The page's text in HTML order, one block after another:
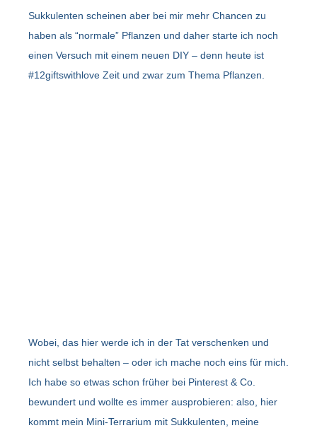
Sukkulenten scheinen aber bei mir mehr Chancen zu
haben als “normale” Pflanzen und daher starte ich noch
einen Versuch mit einem neuen DIY – denn heute ist
#12giftswithlove Zeit und zwar zum Thema Pflanzen.
Wobei, das hier werde ich in der Tat verschenken und
nicht selbst behalten – oder ich mache noch eins für mich.
Ich habe so etwas schon früher bei Pinterest & Co.
bewundert und wollte es immer ausprobieren: also, hier
kommt mein Mini-Terrarium mit Sukkulenten, meine